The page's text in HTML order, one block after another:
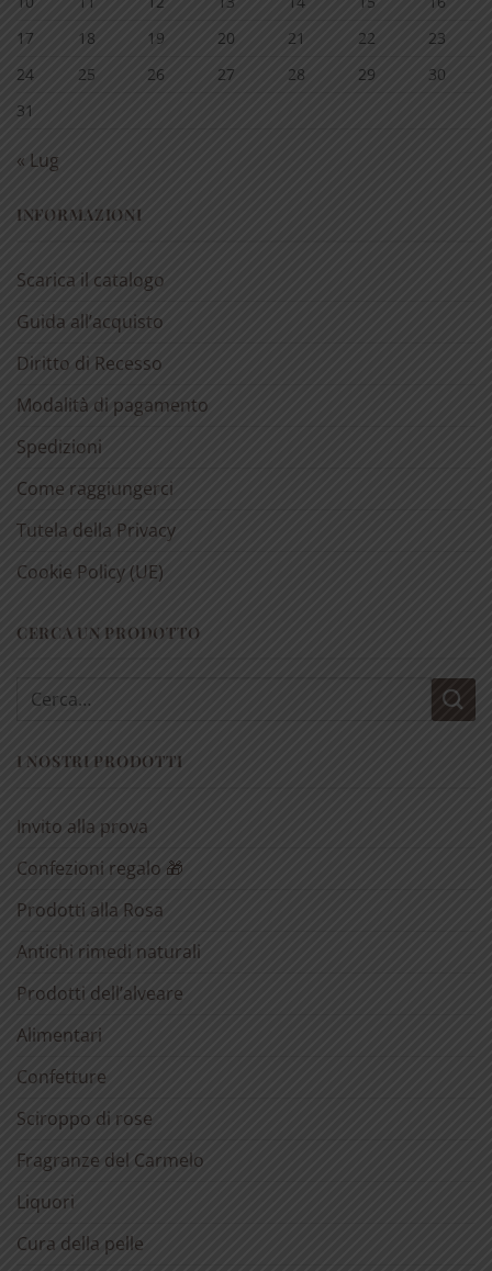
17
18 19 20 21 22
23
24
25 26 27 28 29
30
31
« Lug
INFORMAZIONI
Scarica il catalogo
Guida all’acquisto
Diritto di Recesso
Modalità di pagamento
Spedizioni
Come raggiungerci
Tutela della Privacy
Cookie Policy (UE)
CERCA UN PRODOTTO
Cerca:
I NOSTRI PRODOTTI
Invito alla prova
Confezioni regalo 🎁
Prodotti alla Rosa
Antichi rimedi naturali
Prodotti dell’alveare
Alimentari
Confetture
Sciroppo di rose
Fragranze del Carmelo
Liquori
Cura della pelle